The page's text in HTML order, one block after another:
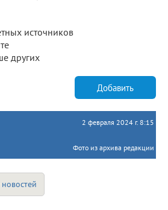
источников
других
Добавить
2 февраля 2024 г. 8:15
Фото из архива редакции